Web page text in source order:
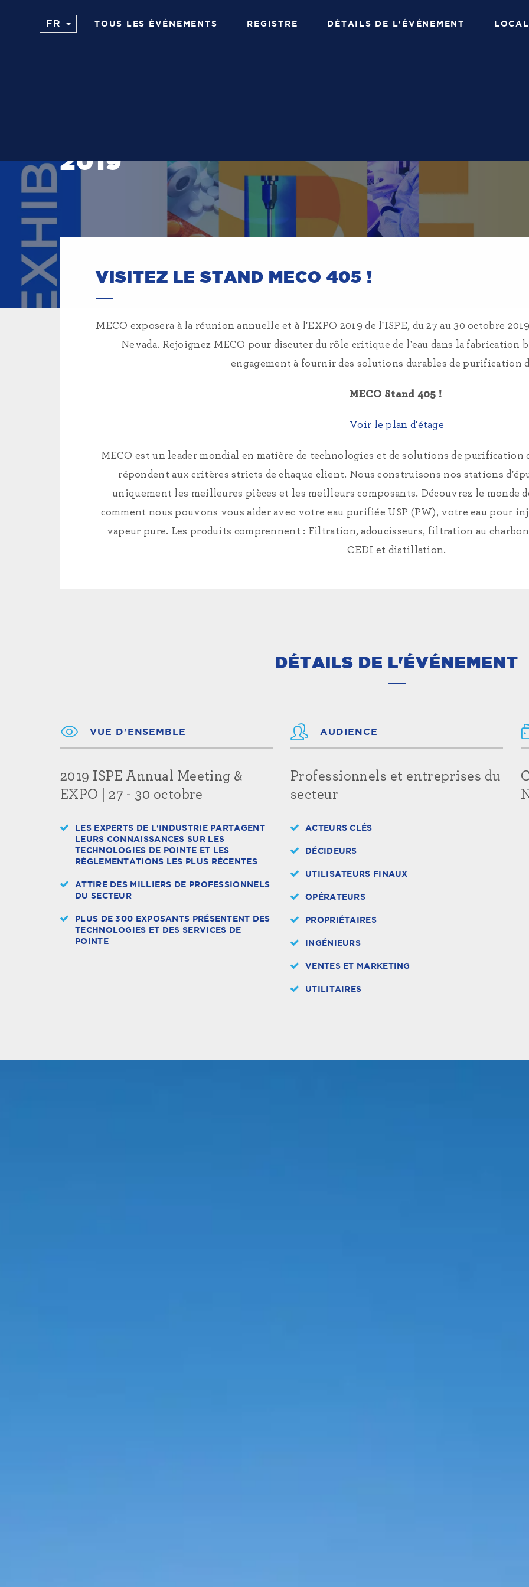
TOUS LES ÉVÉNEMENTS REGISTRE DÉTAILS DE L'ÉVÉNEMENT
2019
VISITEZ LE STAND MECO 405 !
MECO exposera à la réunion annuelle et à l'EXPO 2019 de l'ISPE, du 27 au 30 octobre 2019
Nevada. Rejoignez MECO pour discuter du rôle critique de l'eau dans la fabrication
engagement à fournir des solutions durables de purification
MECO Stand 405 !
Voir le plan d'étage
MECO est un leader mondial en matière de technologies et de solutions de purification
répondent aux critères stricts de chaque client. Nous construisons nos stations
uniquement les meilleures pièces et les meilleurs composants. Découvrez le monde
comment nous pouvons vous aider avec votre eau purifiée USP (PW), votre eau pour
vapeur pure. Les produits comprennent : Filtration, adoucisseurs, filtration au
CEDI et distillation.
DÉTAILS DE L'ÉVÉNEMENT
VUE D'ENSEMBLE
2019 ISPE Annual Meeting &
EXPO | 27 - 30 octobre
LES EXPERTS DE L'INDUSTRIE PARTAGENT
LEURS CONNAISSANCES SUR LES
TECHNOLOGIES DE POINTE ET LES
RÉGLEMENTATIONS LES PLUS RÉCENTES
ATTIRE DES MILLIERS DE PROFESSIONNELS
DU SECTEUR
PLUS DE 300 EXPOSANTS PRÉSENTENT DES
TECHNOLOGIES ET DES SERVICES DE
POINTE
AUDIENCE
Professionnels et entreprises du
secteur
ACTEURS CLÉS
DÉCIDEURS
UTILISATEURS FINAUX
OPÉRATEURS
PROPRIÉTAIRES
INGÉNIEURS
VENTES ET MARKETING
UTILITAIRES